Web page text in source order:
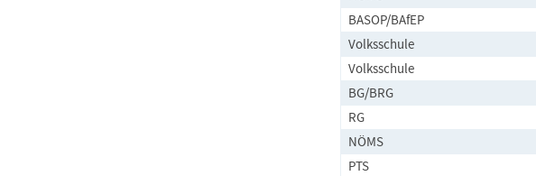
BASOP/BAfEP
Volksschule
Volksschule
BG/BRG
RG
NÖMS
PTS